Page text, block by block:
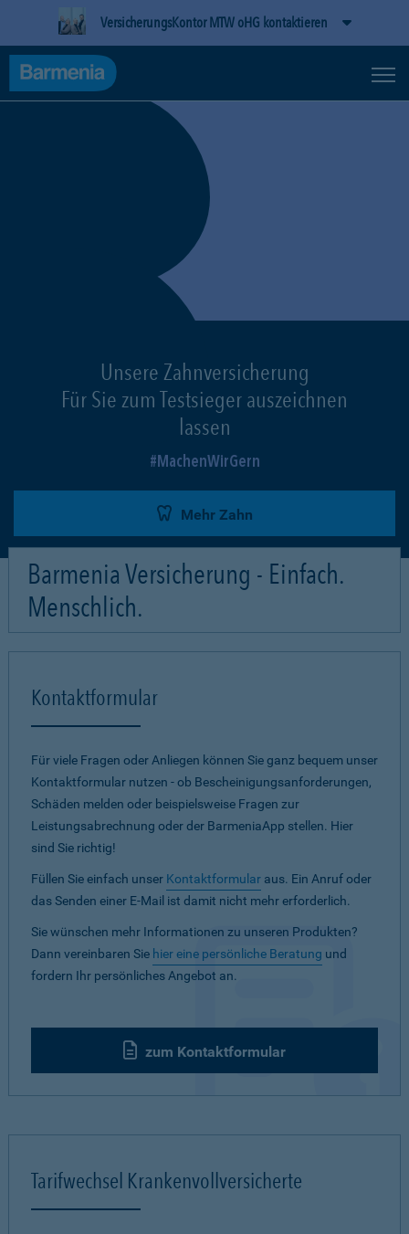
VersicherungsKontor MTW oHG kontaktieren
Unsere Zahnversicherung
Für Sie zum Testsieger auszeichnen
lassen
MachenWirGern
Mehr Zahn
Barmenia Versicherung - Einfach.
Menschlich.
Kontaktformular
Für viele Fragen oder Anliegen können Sie ganz bequem unser
Kontaktformular nutzen - ob Bescheinigungsanforderungen,
Schäden melden oder beispielsweise Fragen zur
Leistungsabrechnung oder der BarmeniaApp stellen. Hier
sind Sie richtig!
Füllen Sie einfach unser Kontaktformular aus. Ein Anruf oder
das Senden einer E-Mail ist damit nicht mehr erforderlich.
Sie wünschen mehr Informationen zu unseren Produkten?
Dann vereinbaren Sie hier eine persönliche Beratung und
fordern Ihr persönliches Angebot an.
zum Kontaktformular
Tarifwechsel Krankenvollversicherte